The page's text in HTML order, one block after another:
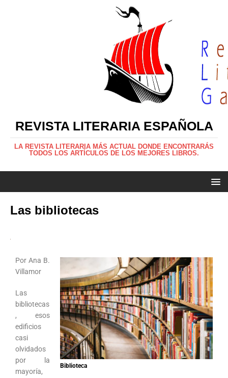
REVISTA LITERARIA ESPAÑOLA
LA REVISTA LITERARIA MÁS ACTUAL DONDE ENCONTRARÁS
TODOS LOS ARTÍCULOS DE LOS MEJORES LIBROS.
Las bibliotecas
Biblioteca
Por Ana B.
Villamor
Las
bibliotecas
, esos
edificios
casi
olvidados
por la
mayoría,